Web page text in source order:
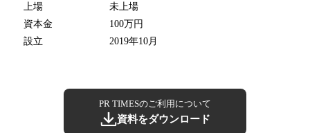
上場
未上場
資本金
100万円
設立
2019年10月
PR TIMESのご利用について
資料をダウンロード